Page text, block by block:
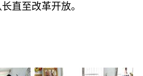
直至改革开放。